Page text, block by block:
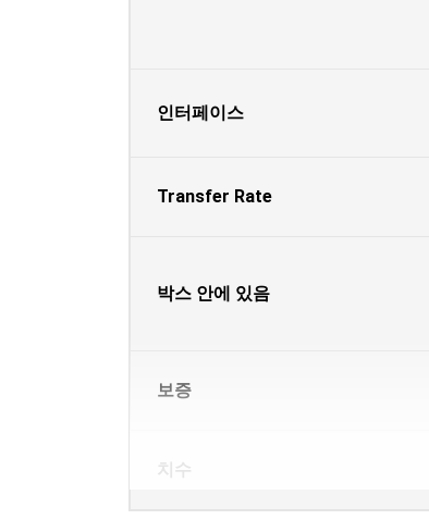
인터페이스
Transfer Rate
박스 안에 있음
보증
치수